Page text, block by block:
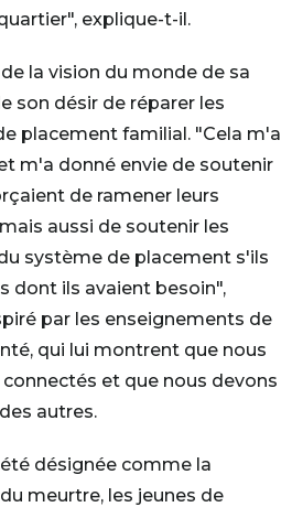
explique-t-il.
la vision du monde de sa
son désir de réparer les
placement familial. "Cela m'a
m'a donné envie de soutenir
de ramener leurs
aussi de soutenir les
système de placement s'ils
dont ils avaient besoin",
par les enseignements de
qui lui montrent que nous
et que nous devons
autres.
désignée comme la
meurtre, les jeunes de